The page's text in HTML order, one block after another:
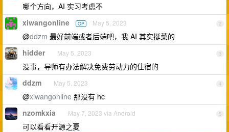
哪个方向，AI 实习考虑不
2
xiwangonline OP May 5, 2023
@ddzm 最好前端或者后端吧，我 AI 其实挺菜的
3
hidder May 5, 2023
没事，导师有办法解决免费劳动力的住宿的
4
ddzm May 5, 2023
@xiwangonline 那没有 hc
5
nzomkxia May 7, 2023 via Android
可以看看开源之夏